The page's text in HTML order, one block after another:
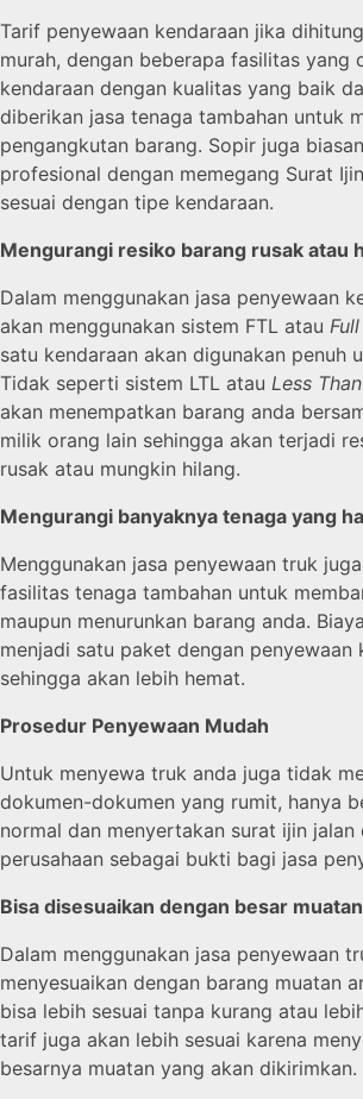
Tarif penyewaan kendaraan jika
murah, dengan beberapa fasilitas yang
kendaraan dengan kualitas yang baik
diberikan jasa tenaga tambahan untuk
pengangkutan barang. Sopir juga
profesional dengan memegang Surat
sesuai dengan tipe kendaraan.
Mengurangi resiko barang rusak atau
Dalam menggunakan jasa penyewaan
akan menggunakan sistem FTL atau
satu kendaraan akan digunakan penuh
Tidak seperti sistem LTL atau Less
akan menempatkan barang anda
milik orang lain sehingga akan terjadi
rusak atau mungkin hilang.
Mengurangi banyaknya tenaga yang
Menggunakan jasa penyewaan truk
fasilitas tenaga tambahan untuk
maupun menurunkan barang anda.
menjadi satu paket dengan penyewaan
sehingga akan lebih hemat.
Prosedur Penyewaan Mudah
Untuk menyewa truk anda juga tidak
dokumen-dokumen yang rumit, hanya
normal dan menyertakan surat ijin jalan
perusahaan sebagai bukti bagi jasa
Bisa disesuaikan dengan besar muatan
Dalam menggunakan jasa penyewaan
menyesuaikan dengan barang muatan
bisa lebih sesuai tanpa kurang atau
tarif juga akan lebih sesuai karena
besarnya muatan yang akan dikirimkan.